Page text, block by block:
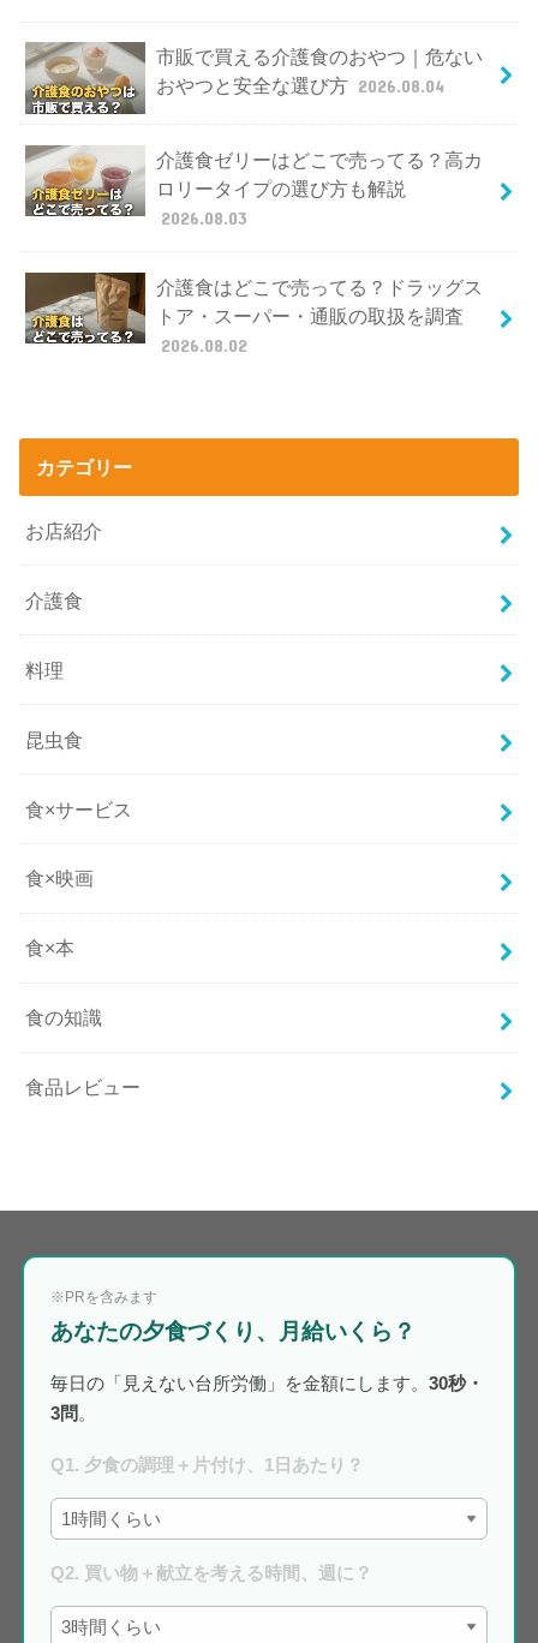
市販で買える介護食のおやつ｜危ない
おやつと安全な選び方 2026.08.04
介護食ゼリーはどこで売ってる？高カ
ロリータイプの選び方も解説
2026.08.03
介護食はどこで売ってる？ドラッグス
トア・スーパー・通販の取扱を調査
2026.08.02
カテゴリー
お店紹介
介護食
料理
昆虫食
食×サービス
食×映画
食×本
食の知識
食品レビュー
※PRを含みます
あなたの夕食づくり、月給いくら？
毎日の「見えない台所労働」を金額にします。30秒・
3問。
Q1. 夕食の調理＋片付け、1日あたり？
Q2. 買い物＋献立を考える時間、週に？